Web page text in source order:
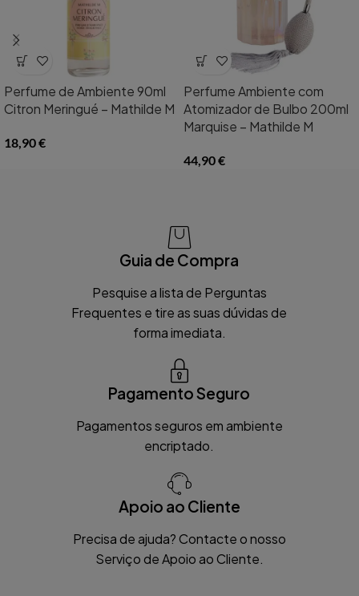
Perfume de Ambiente 90ml
Citron Meringué – Mathilde M
18,90€
Perfume Ambiente com
Atomizador de Bulbo 200ml
Marquise – Mathilde M
44,90€
Guia de Compra
Pesquise a lista de Perguntas
Frequentes e tire as suas dúvidas de
forma imediata.
Pagamento Seguro
Pagamentos seguros em ambiente
encriptado.
Apoio ao Cliente
Precisa de ajuda? Contacte o nosso
Serviço de Apoio ao Cliente.